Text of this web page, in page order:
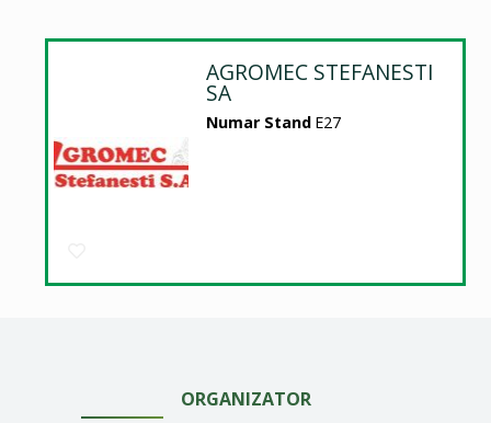
AGROMEC STEFANESTI
SA
Numar Stand E27
ORGANIZATOR